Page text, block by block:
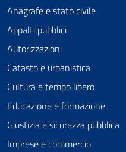
Anagrafe e stato civile
Appalti pubblici
Autorizzazioni
Catasto e urbanistica
Cultura e tempo libero
Educazione e formazione
Giustizia e sicurezza pubblica
Imprese e commercio